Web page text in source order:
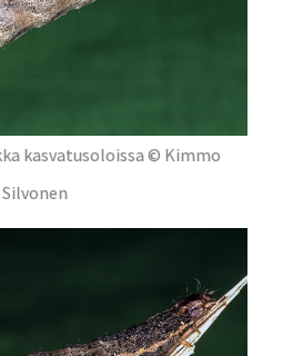
kasvatusoloissa © Kimmo
Silvonen